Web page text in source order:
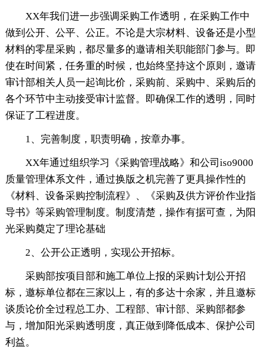
XX年我们进一步强调采购工作透明，在采购工作中
做到公开、公平、公正。不论是大宗材料、设备还是小型
材料的零星采购，都尽量多的邀请相关职能部门参与。即
使在时间紧，任务重的时候，也始终坚持这个原则，邀请
审计部相关人员一起询比价，采购前、采购中、采购后的
各个环节中主动接受审计监督。即确保工作的透明，同时
保证了工程进度。
1、完善制度，职责明确，按章办事。
XX年通过组织学习《采购管理战略》和公司iso9000
质量管理体系文件，通过换版之机完善了更具操作性的
《材料、设备采购控制流程》、《采购及供方评价作业指
导书》等采购管理制度。制度清楚，操作有据可查，为阳
光采购奠定了理论基础
2、公开公正透明，实现公开招标。
采购部按项目部和施工单位上报的采购计划公开招
标，邀标单位都在三家以上，有的多达十余家，并且邀标
谈质论价全过程总工办、工程部、审计部、采购部都参
与，增加阳光采购透明度，真正做到降低成本、保护公司
利益。